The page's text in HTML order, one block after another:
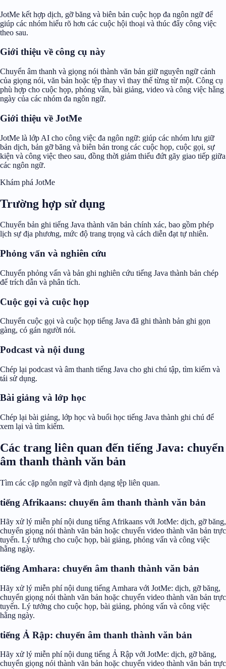
JotMe kết hợp dịch, gỡ băng và biên bản cuộc họp đa ngôn ngữ để
giúp các nhóm hiểu rõ hơn các cuộc hội thoại và thúc đẩy công việc
theo sau.
Giới thiệu về công cụ này
Chuyển âm thanh và giọng nói thành văn bản giữ nguyên ngữ cảnh
của giọng nói, văn bản hoặc tệp thay vì thay thế từng từ một. Công cụ
phù hợp cho cuộc họp, phỏng vấn, bài giảng, video và công việc hằng
ngày của các nhóm đa ngôn ngữ.
Giới thiệu về JotMe
JotMe là lớp AI cho công việc đa ngôn ngữ: giúp các nhóm lưu giữ
bản dịch, bản gỡ băng và biên bản trong các cuộc họp, cuộc gọi, sự
kiện và công việc theo sau, đồng thời giảm thiểu đứt gãy giao tiếp giữa
các ngôn ngữ.
Khám phá JotMe
Trường hợp sử dụng
Chuyển bản ghi tiếng Java thành văn bản chính xác, bao gồm phép
lịch sự địa phương, mức độ trang trọng và cách diễn đạt tự nhiên.
Phỏng vấn và nghiên cứu
Chuyển phỏng vấn và bản ghi nghiên cứu tiếng Java thành bản chép
để trích dẫn và phân tích.
Cuộc gọi và cuộc họp
Chuyển cuộc gọi và cuộc họp tiếng Java đã ghi thành bản ghi gọn
gàng, có gán người nói.
Podcast và nội dung
Chép lại podcast và âm thanh tiếng Java cho ghi chú tập, tìm kiếm và
tái sử dụng.
Bài giảng và lớp học
Chép lại bài giảng, lớp học và buổi học tiếng Java thành ghi chú để
xem lại và tìm kiếm.
Các trang liên quan đến tiếng Java: chuyển
âm thanh thành văn bản
Tìm các cặp ngôn ngữ và định dạng tệp liên quan.
tiếng Afrikaans: chuyển âm thanh thành văn bản
Hãy xử lý miễn phí nội dung tiếng Afrikaans với JotMe: dịch, gỡ băng,
chuyển giọng nói thành văn bản hoặc chuyển video thành văn bản trực
tuyến. Lý tưởng cho cuộc họp, bài giảng, phỏng vấn và công việc
hằng ngày.
tiếng Amhara: chuyển âm thanh thành văn bản
Hãy xử lý miễn phí nội dung tiếng Amhara với JotMe: dịch, gỡ băng,
chuyển giọng nói thành văn bản hoặc chuyển video thành văn bản trực
tuyến. Lý tưởng cho cuộc họp, bài giảng, phỏng vấn và công việc
hằng ngày.
tiếng Ả Rập: chuyển âm thanh thành văn bản
Hãy xử lý miễn phí nội dung tiếng Ả Rập với JotMe: dịch, gỡ băng,
chuyển giọng nói thành văn bản hoặc chuyển video thành văn bản trực